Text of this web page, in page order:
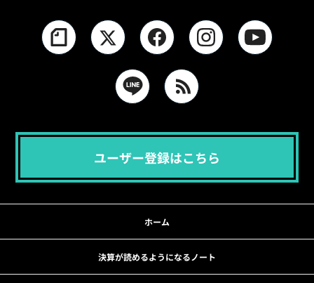
ユーザー登録はこちら
ホーム
決算が読めるようになるノート